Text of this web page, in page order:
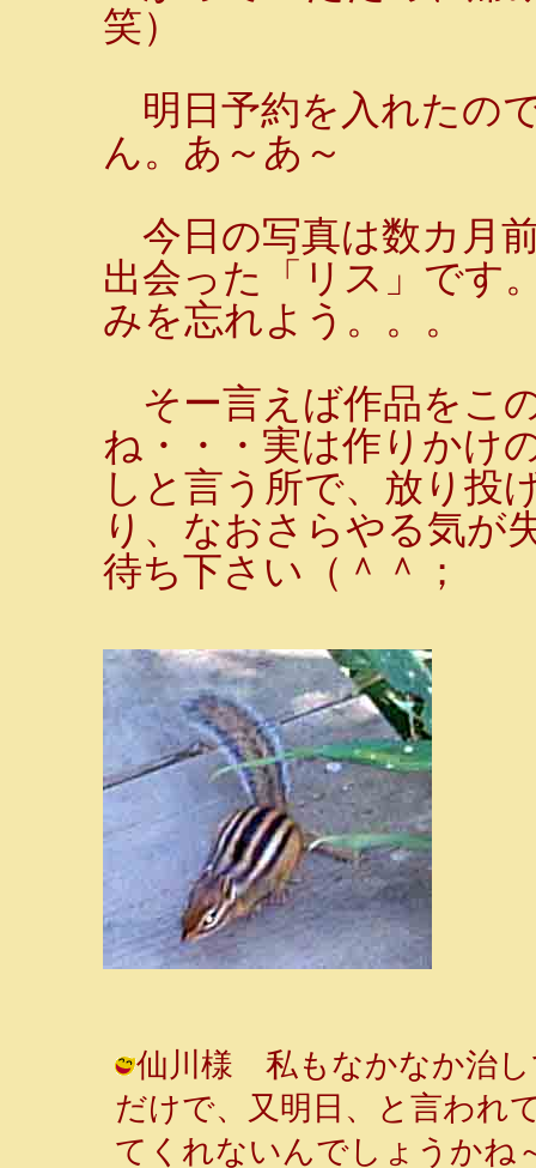
笑）
明日予約を入れたの
ん。あ～あ～
今日の写真は数カ月
出会った「リス」です
みを忘れよう。。。
そー言えば作品をこ
ね・・・実は作りかけ
しと言う所で、放り投
り、なおさらやる気が
待ち下さい（＾＾；
仙川様 私もなかなか治し
だけで、又明日、と言われ
てくれないんでしょうかね